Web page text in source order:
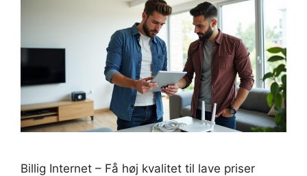
Billig Internet – Få høj kvalitet til lave priser